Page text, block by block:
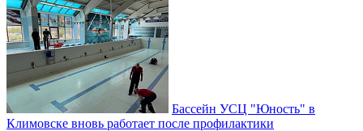
Бассейн УСЦ "Юность" в
Климовске вновь работает после профилактики